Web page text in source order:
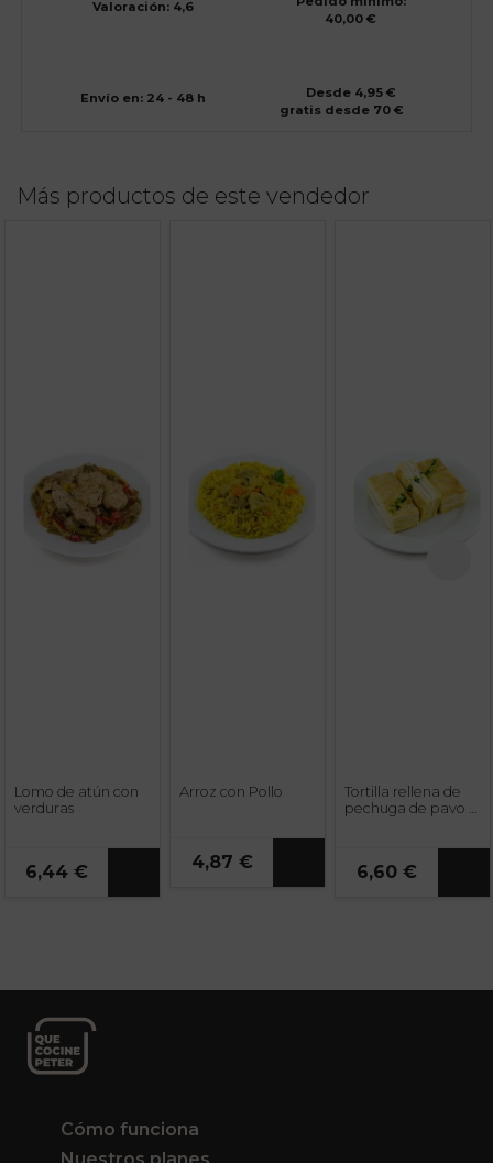
Valoración: 4,6
40,00 €
Envío en: 24 - 48 h
Desde 4,95 €
gratis desde 70 €
Más productos de este vendedor
Lomo de atún con
verduras
6,44 €
Arroz con Pollo
4,87 €
Tortilla rellena de
pechuga de pavo y
6,60 €
Cómo funciona